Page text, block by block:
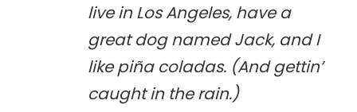
live in Los Angeles, have a
great dog named Jack, and I
like piña coladas. (And gettin’
caught in the rain.)